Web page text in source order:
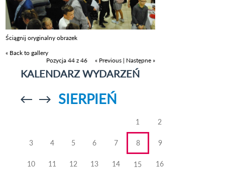
Ściągnij oryginalny obrazek
« Back to gallery
Pozycja 44 z 46
« Previous | Następne »
KALENDARZ WYDARZEŃ
Przejdź doPrzejdź do
SIERPIEŃ
1 2
3 4 5 6 7 8 9
10 11 12 13 14 15 16